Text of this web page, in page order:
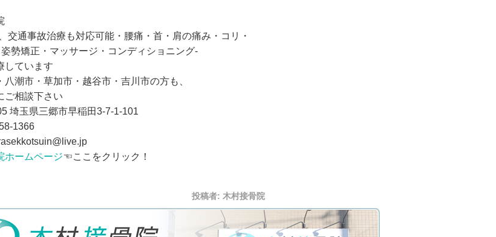
交通事故治療も対応可能・腰痛・首・肩の痛み・コリ・
勢矯正・マッサージ・コンディショニング‐
ています
潮市・草加市・越谷市・吉川市の方も、
相談下さい
埼玉県三郷市早稲田3-7-1-101
1366
ホームページ☜ここをクリック！
投稿者: 木村接骨院